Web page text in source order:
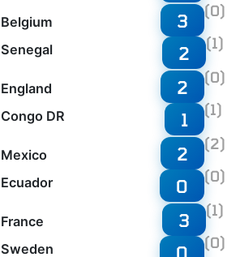
Belgium
Senegal
3 (0)
2 (1)
England
Congo DR
2 (0)
1 (1)
Mexico
Ecuador
2 (2)
0 (0)
France
Sweden
3 (1)
0 (0)